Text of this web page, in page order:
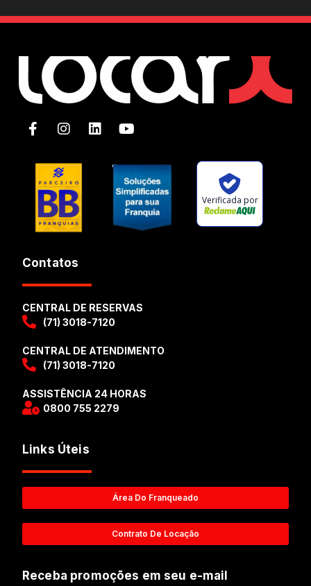
Verificada por
Contatos
CENTRAL DE RESERVAS
(71) 3018-7120
CENTRAL DE ATENDIMENTO
(71) 3018-7120
ASSISTÊNCIA 24 HORAS
0800 755 2279
Links Úteis
Área Do Franqueado
Contrato De Locação
Receba promoções em seu e-mail